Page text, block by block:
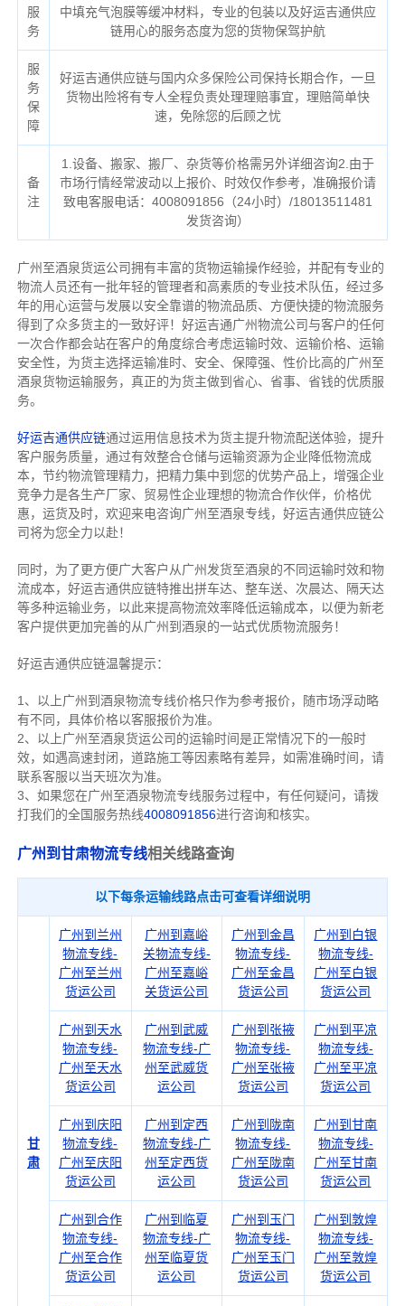
服
务
中填充气泡膜等缓冲材料，专业的包装以及好运吉通供应
链用心的服务态度为您的货物保驾护航
服
务
保
障
好运吉通供应链与国内众多保险公司保持长期合作，一旦
货物出险将有专人全程负责处理理赔事宜，理赔简单快
速，免除您的后顾之忧
备
注
1.设备、搬家、搬厂、杂货等价格需另外详细咨询2.由于
市场行情经常波动以上报价、时效仅作参考，准确报价请
致电客服电话：4008091856（24小时）/18013511481
发货咨询）
广州至酒泉货运公司拥有丰富的货物运输操作经验，并配有专业的
物流人员还有一批年轻的管理者和高素质的专业技术队伍，经过多
年的用心运营与发展以安全靠谱的物流品质、方便快捷的物流服务
得到了众多货主的一致好评！好运吉通广州物流公司与客户的任何
一次合作都会站在客户的角度综合考虑运输时效、运输价格、运输
安全性，为货主选择运输准时、安全、保障强、性价比高的广州至
酒泉货物运输服务，真正的为货主做到省心、省事、省钱的优质服
务。
好运吉通供应链通过运用信息技术为货主提升物流配送体验，提升
客户服务质量，通过有效整合仓储与运输资源为企业降低物流成
本，节约物流管理精力，把精力集中到您的优势产品上，增强企业
竞争力是各生产厂家、贸易性企业理想的物流合作伙伴，价格优
惠，运货及时，欢迎来电咨询广州至酒泉专线，好运吉通供应链公
司将为您全力以赴！
同时，为了更方便广大客户从广州发货至酒泉的不同运输时效和物
流成本，好运吉通供应链特推出拼车达、整车送、次晨达、隔天达
等多种运输业务，以此来提高物流效率降低运输成本，以便为新老
客户提供更加完善的从广州到酒泉的一站式优质物流服务！
好运吉通供应链温馨提示：
1、以上广州到酒泉物流专线价格只作为参考报价，随市场浮动略
有不同，具体价格以客服报价为准。
2、以上广州 至酒泉货运公司的运输时间是正常情况下的一般时
效，如遇高速封闭，道路施工等因素略有差异，如需准确时间，请
联系客服以当天班次为准。
3、如果您在广州 至酒泉物流专线服务过程中，有任何疑问，请拨
打我们的全国服务热线4008091856进行咨询和核实。
广州到甘肃物流专线相关线路查询
以下每条运输线路点击可查看详细说明
甘
肃
广州到兰州
物流专线-
广州至兰州
货运公司
广州到嘉峪
关物流专线-
广州至嘉峪
关货运公司
广州到金昌
物流专线-
广州至金昌
货运公司
广州到白银
物流专线-
广州至白银
货运公司
广州到天水
物流专线-
广州至天水
货运公司
广州到武威
物流专线-广
州至武威货
运公司
广州到张掖
物流专线-
广州至张掖
货运公司
广州到平凉
物流专线-
广州至平凉
货运公司
广州到庆阳
物流专线-
广州至庆阳
货运公司
广州到定西
物流专线-广
州至定西货
运公司
广州到陇南
物流专线-
广州至陇南
货运公司
广州到甘南
物流专线-
广州至甘南
货运公司
广州到合作
物流专线-
广州至合作
货运公司
广州到临夏
物流专线-广
州至临夏货
运公司
广州到玉门
物流专线-
广州至玉门
货运公司
广州到敦煌
物流专线-
广州至敦煌
货运公司